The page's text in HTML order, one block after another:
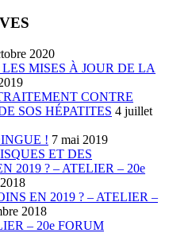
2020
MISES À JOUR DE LA
CONTRE
SOS HÉPATITES 4 juillet
! 7 mai 2019
ET DES
2019 ? – ATELIER – 20e
EN 2019 ? – ATELIER –
2018
– 20e FORUM